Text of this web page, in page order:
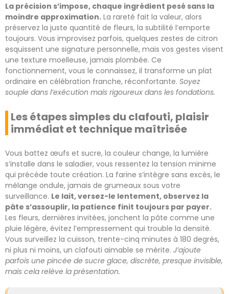
La précision s’impose, chaque ingrédient pesé sans la
moindre approximation. La rareté fait la valeur, alors
préservez la juste quantité de fleurs, la subtilité l’emporte
toujours. Vous improvisez parfois, quelques zestes de citron
esquissent une signature personnelle, mais vos gestes visent
une texture moelleuse, jamais plombée. Ce
fonctionnement, vous le connaissez, il transforme un plat
ordinaire en célébration franche, réconfortante. Soyez
souple dans l’exécution mais rigoureux dans les fondations.
Les étapes simples du clafouti, plaisir
immédiat et technique maîtrisée
Vous battez œufs et sucre, la couleur change, la lumière
s’installe dans le saladier, vous ressentez la tension minime
qui précède toute création. La farine s’intègre sans excès, le
mélange ondule, jamais de grumeaux sous votre
surveillance. Le lait, versez-le lentement, observez la
pâte s’assouplir, la patience finit toujours par payer.
Les fleurs, dernières invitées, jonchent la pâte comme une
pluie légère, évitez l’empressement qui trouble la densité.
Vous surveillez la cuisson, trente-cinq minutes à 180 degrés,
ni plus ni moins, un clafouti aimable se mérite. J’ajoute
parfois une pincée de sucre glace, discrète, presque invisible,
mais cela relève la présentation.